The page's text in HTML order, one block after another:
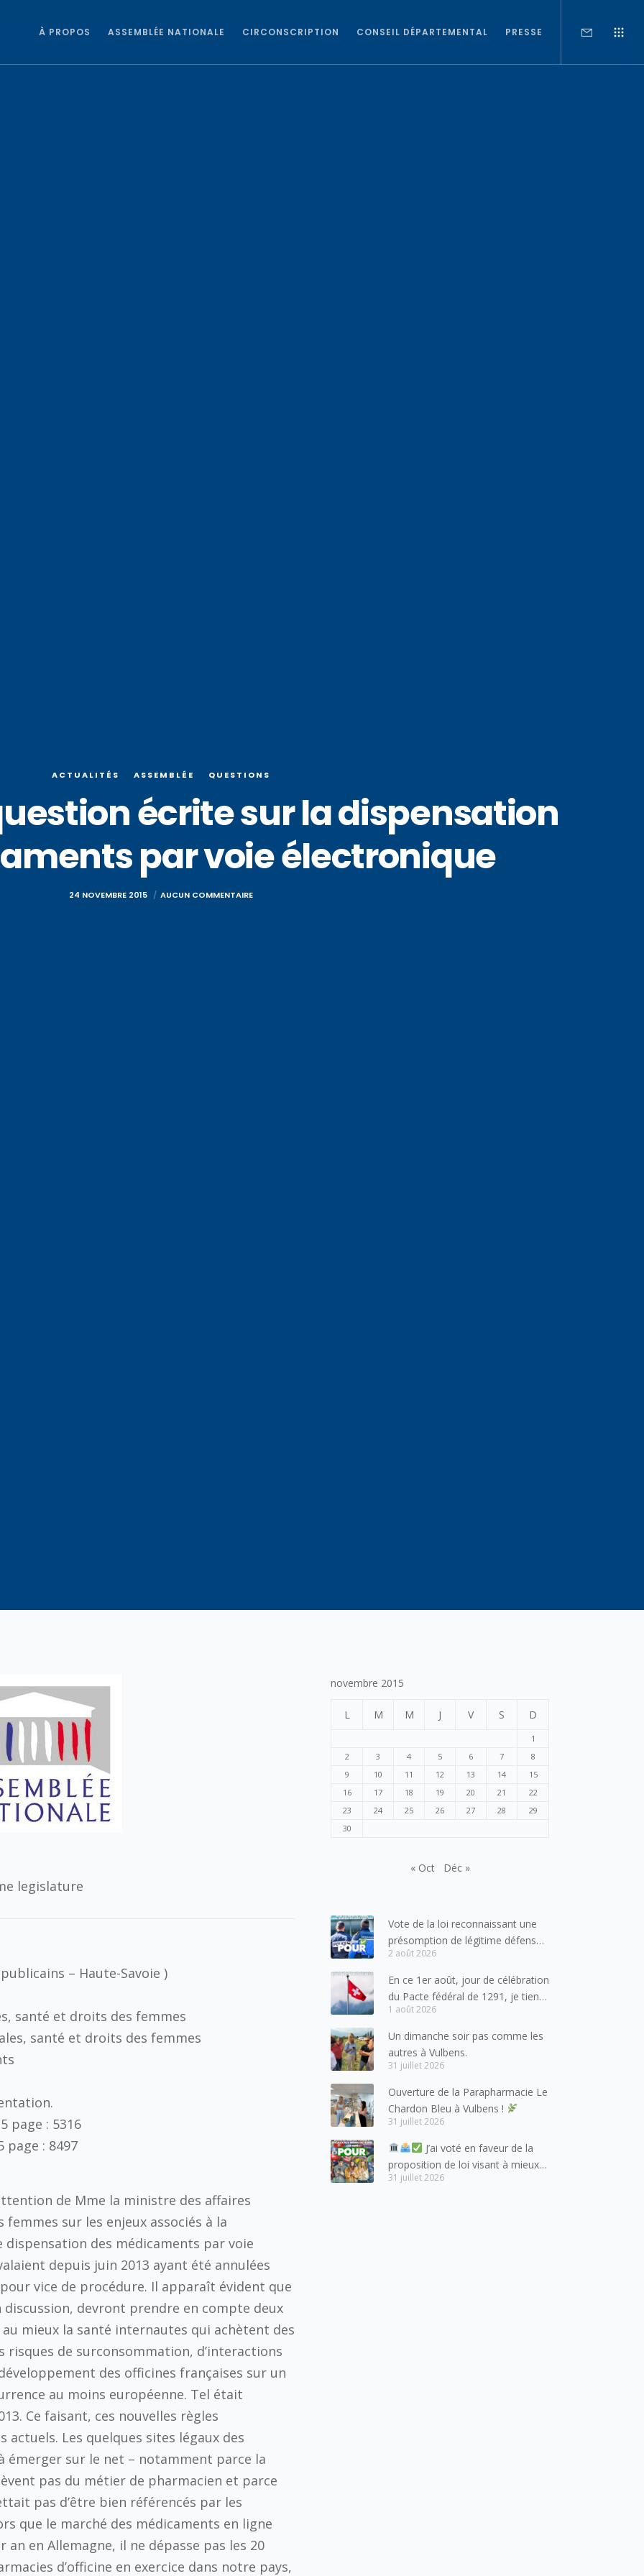
À PROPOS ASSEMBLÉE NATIONALE CIRCONSCRIPTION CONSEIL DÉPARTEMENTAL PRESSE
ACTUALITÉS ASSEMBLÉE QUESTIONS
écrite sur la dispensation
par voie électronique
24 NOVEMBRE 2015 AUCUN COMMENTAIRE
legislature
– Haute-Savoie )
santé et droits des femmes
santé et droits des femmes
page : 5316
page : 8497
de Mme la ministre des affaires
sur les enjeux associés à la
des médicaments par voie
depuis juin 2013 ayant été annulées
vice de procédure. Il apparaît évident que
devront prendre en compte deux
mieux la santé internautes qui achètent des
de surconsommation, d’interactions
des officines françaises sur un
au moins européenne. Tel était
Ce faisant, ces nouvelles règles
Les quelques sites légaux des
émerger sur le net – notamment parce la
pas du métier de pharmacien et parce
pas d’être bien référencés par les
que le marché des médicaments en ligne
en Allemagne, il ne dépasse pas les 20
d’officine en exercice dans notre pays,
novembre 2015
L M M J V S D
1
2
3 4 5 6 7
8
9
10 11 12 13 14
15
16
17 18 19 20 21
22
23
24 25 26 27 28
29
30
« Oct Déc »
Vote de la loi reconnaissant une
présomption de légitime défense
pour les forces de l’ordre
2 août 2026
En ce 1er août, jour de célébration
du Pacte fédéral de 1291, je tiens
à adresser mes meilleures
salutations à nos voisins et amis
suisses, et plus particulièrement
aux habitants du bassin genevois
lesquels la Haute-Savoie
entretient des liens étroits et
quotidiens.
1 août 2026
Un dimanche soir pas comme les
autres à Vulbens.
31 juillet 2026
Ouverture de la Parapharmacie Le
Chardon Bleu à Vulbens !
31 juillet 2026
J’ai voté en faveur de la
proposition de loi visant à mieux
protéger les mineurs des risques
31 juillet 2026